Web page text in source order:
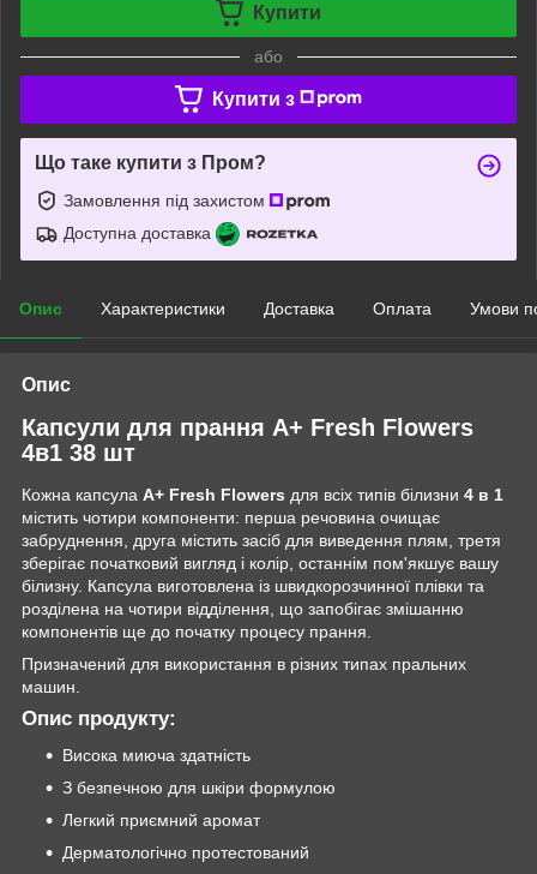
Купити
або
Купити з
Що таке купити з Пром?
Замовлення під захистом
Доступна доставка
Опис Характеристики Доставка Оплата Умови
Опис
Капсули для прання А+ Fresh Flowers
4в1 38 шт
Кожна капсула A+ Fresh Flowers для всіх типів білизни 4 в 1
містить чотири компоненти: перша речовина очищає
забруднення, друга містить засіб для виведення плям, третя
зберігає початковий вигляд і колір, останнім пом'якшує вашу
білизну. Капсула виготовлена із швидкорозчинної плівки та
розділена на чотири відділення, що запобігає змішанню
компонентів ще до початку процесу прання.
Призначений для використання в різних типах пральних
машин.
Опис продукту:
Висока миюча здатність
З безпечною для шкіри формулою
Легкий приємний аромат
Дерматологічно протестований